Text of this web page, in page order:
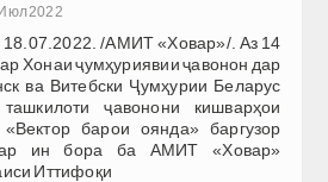
2022
/АМИТ «Ховар»/. Аз 14
Хонаи ҷумҳуриявии ҷавонон дар
ва Витебски Ҷумҳурии Беларус
ҷавонони кишварҳои
барои оянда» баргузор
ин бора ба АМИТ «Ховар»
Иттифоқи